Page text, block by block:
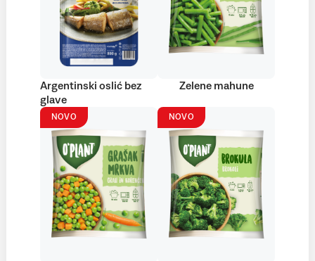
Argentinski oslić bez
glave
Zelene mahune
NOVO NOVO